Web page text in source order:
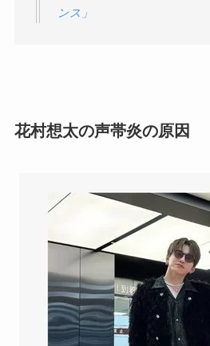
ンス」
花村想太の声帯炎の原因